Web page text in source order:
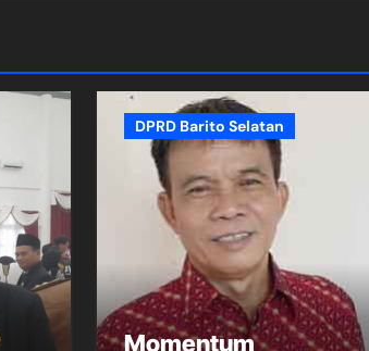
DPRD Barito Selatan
Momentum